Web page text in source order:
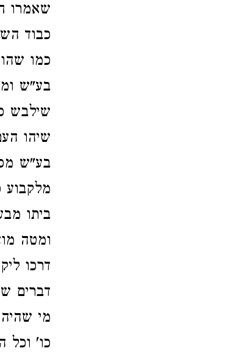
שאמרו
כבוד
כמו
בע"ש
שילבש
שיהו
בע"ש
מלקבוע
ביתו
ומטה
דרכו
דברים
מי
כו' וכל